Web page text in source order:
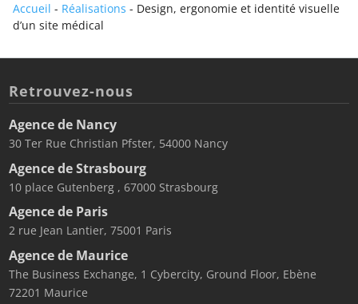
Accueil - Réalisations - Design, ergonomie et identité visuelle
d’un site médical
Retrouvez-nous
Agence de Nancy
30 Ter Rue Christian Pfster, 54000 Nancy
Agence de Strasbourg
10 place Gutenberg , 67000 Strasbourg
Agence de Paris
2 rue Jean Lantier, 75001 Paris
Agence de Maurice
The Business Exchange, 1 Cybercity, Ground Floor, Ebène
72201 Maurice